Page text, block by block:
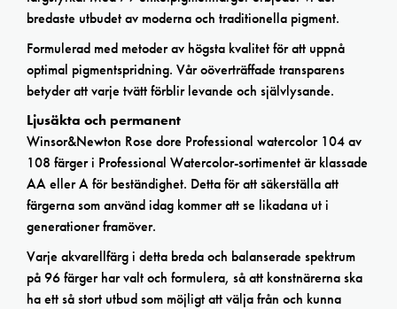
bredaste utbudet av moderna och traditionella pigment.
Formulerad med metoder av högsta kvalitet för att uppnå
optimal pigmentspridning. Vår oöverträffade transparens
betyder att varje tvätt förblir levande och självlysande.
Ljusäkta och permanent
Winsor&Newton Rose dore Professional watercolor 104 av
108 färger i Professional Watercolor-sortimentet är klassade
AA eller A för beständighet. Detta för att säkerställa att
färgerna som använd idag kommer att se likadana ut i
generationer framöver.
Varje akvarellfärg i detta breda och balanserade spektrum
på 96 färger har valt och formulera, så att konstnärerna ska
ha ett så stort utbud som möjligt att välja från och kunna